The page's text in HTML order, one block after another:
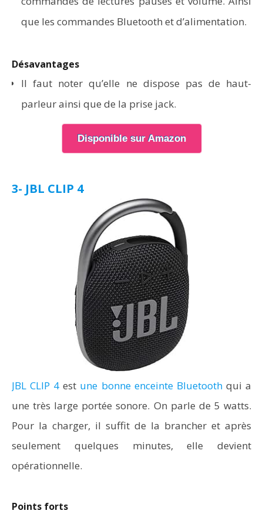
que les commandes Bluetooth et d’alimentation.
Désavantages
Il faut noter qu’elle ne dispose pas de haut-
parleur ainsi que de la prise jack.
Disponible sur Amazon
3- JBL CLIP 4
JBL CLIP 4 est une bonne enceinte Bluetoothqui a
une très large portée sonore. On parle de 5 watts.
Pour la charger, il suffit de la brancher et après
seulement quelques minutes, elle devient
opérationnelle.
Points forts